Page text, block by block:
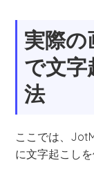
実際の
で文
法
ここでは、
に文字起こし